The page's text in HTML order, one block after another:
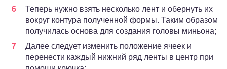
Теперь нужно взять несколько лент и обернуть их
вокруг контура полученной формы. Таким образом
получилась основа для создания головы миньона;
Далее следует изменить положение ячеек и
перенести каждый нижний ряд ленты в центр при